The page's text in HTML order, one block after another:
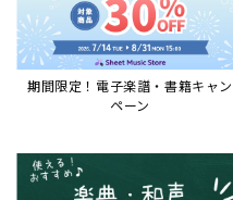
期間限定！電子楽譜・書籍キャン
ペーン